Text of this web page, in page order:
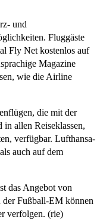
und
Fluggäste
Fly Net kostenlos auf
Magazine
wie die Airline
die mit der
in allen Reiseklassen,
verfügbar. Lufthansa-
auch auf dem
das Angebot von
der Fußball-EM können
verfolgen. (rie)